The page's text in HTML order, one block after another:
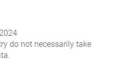
do not necessarily take